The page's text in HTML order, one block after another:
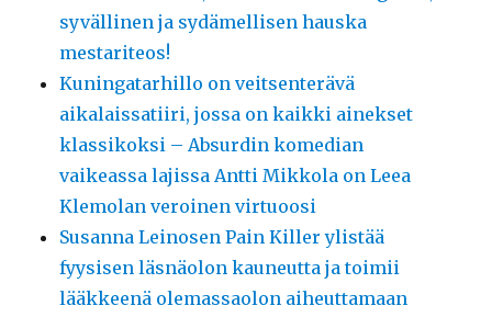
syvällinen ja sydämellisen hauska
mestariteos!
Kuningatarhillo on veitsenterävä
aikalaissatiiri, jossa on kaikki ainekset
klassikoksi – Absurdin komedian
vaikeassa lajissa Antti Mikkola on Leea
Klemolan veroinen virtuoosi
Susanna Leinosen Pain Killer ylistää
fyysisen läsnäolon kauneutta ja toimii
lääkkeenä olemassaolon aiheuttamaan